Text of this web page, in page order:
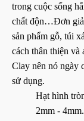
trong cuộc sống
chất độn…Đơn
sản phẩm gỗ, túi
cách thân thiện và
Clay nên nó ngày
sử dụng.
Hạt hình
2mm -